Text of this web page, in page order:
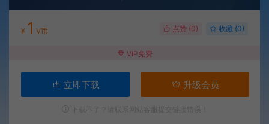
¥ 1 V币 点赞 (0) 收藏 (0)
VIP免费
立即下载 升级会员